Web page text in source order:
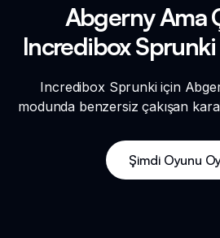
Abgerny Ama
Incredibox
Incredibox Sprunki için
modunda benzersiz çakışan
Şimdi Oyunu